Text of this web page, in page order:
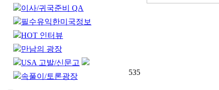
이사/귀국준비 QA
필수유익한미국정보
HOT 인터뷰
만남의 광장
USA 고발/신문고
속풀이/토론광장
535